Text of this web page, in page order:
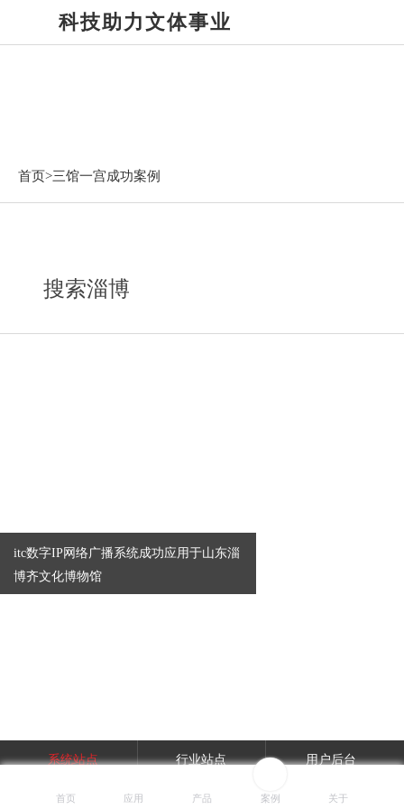
科技助力文体事业
首页>三馆一宫成功案例
搜索淄博
itc数字IP网络广播系统成功应用于山东淄
博齐文化博物馆
系统站点 行业站点 用户后台
itc资讯 itc服务 itc小程序
首页 应用 产品 案例 关于